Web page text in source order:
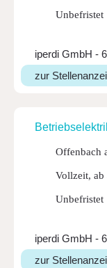
Unbefristet
iperdi GmbH -
zur
Offenbach
Vollzeit, ab
Unbefristet
iperdi GmbH -
zur